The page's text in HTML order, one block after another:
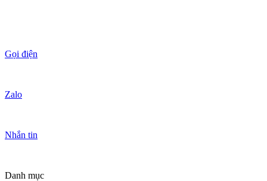
Gọi điện
Zalo
Nhắn tin
Danh mục